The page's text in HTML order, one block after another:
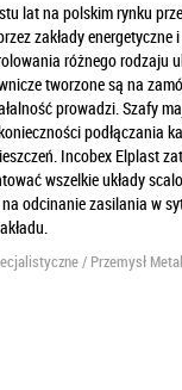
lat na polskim rynku
zakłady
różnego rodzaju
tworzone są na
prowadzi. Szafy
podłączania
Incobex Elplast
wszelkie układy
odcinanie zasilania w
/ Przemysł